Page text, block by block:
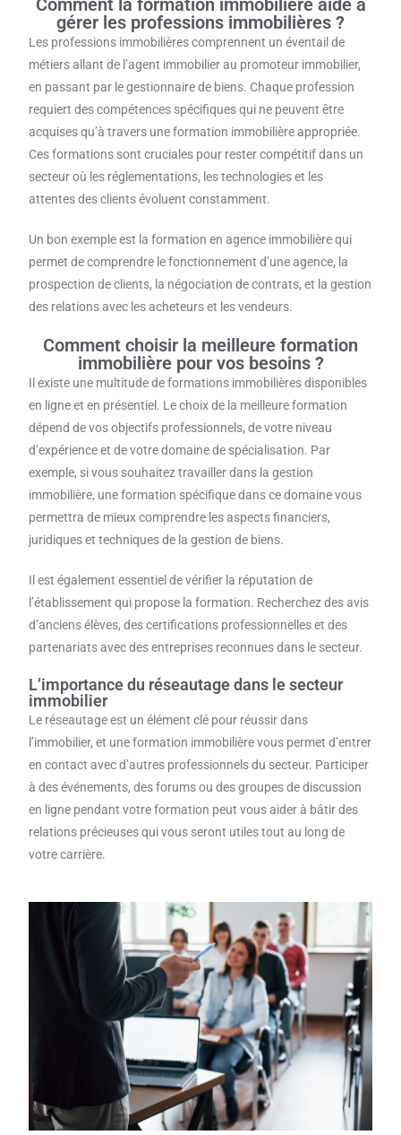
Comment la formation immobilière aide à
gérer les professions immobilières ?
Les professions immobilières comprennent un éventail de
métiers allant de l’agent immobilier au promoteur immobilier,
en passant par le gestionnaire de biens. Chaque profession
requiert des compétences spécifiques qui ne peuvent être
acquises qu’à travers une formation immobilière appropriée.
Ces formations sont cruciales pour rester compétitif dans un
secteur où les réglementations, les technologies et les
attentes des clients évoluent constamment.
Un bon exemple est la formation en agence immobilière qui
permet de comprendre le fonctionnement d’une agence, la
prospection de clients, la négociation de contrats, et la gestion
des relations avec les acheteurs et les vendeurs.
Comment choisir la meilleure formation
immobilière pour vos besoins ?
Il existe une multitude de formations immobilières disponibles
en ligne et en présentiel. Le choix de la meilleure formation
dépend de vos objectifs professionnels, de votre niveau
d’expérience et de votre domaine de spécialisation. Par
exemple, si vous souhaitez travailler dans la gestion
immobilière, une formation spécifique dans ce domaine vous
permettra de mieux comprendre les aspects financiers,
juridiques et techniques de la gestion de biens.
Il est également essentiel de vérifier la réputation de
l’établissement qui propose la formation. Recherchez des avis
d’anciens élèves, des certifications professionnelles et des
partenariats avec des entreprises reconnues dans le secteur.
L’importance du réseautage dans le secteur
immobilier
Le réseautage est un élément clé pour réussir dans
l’immobilier, et une formation immobilière vous permet d’entrer
en contact avec d’autres professionnels du secteur. Participer
à des événements, des forums ou des groupes de discussion
en ligne pendant votre formation peut vous aider à bâtir des
relations précieuses qui vous seront utiles tout au long de
votre carrière.